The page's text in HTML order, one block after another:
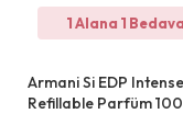
1 Alana 1 Bedava
Armani Si EDP Intense
Refillable Parfüm